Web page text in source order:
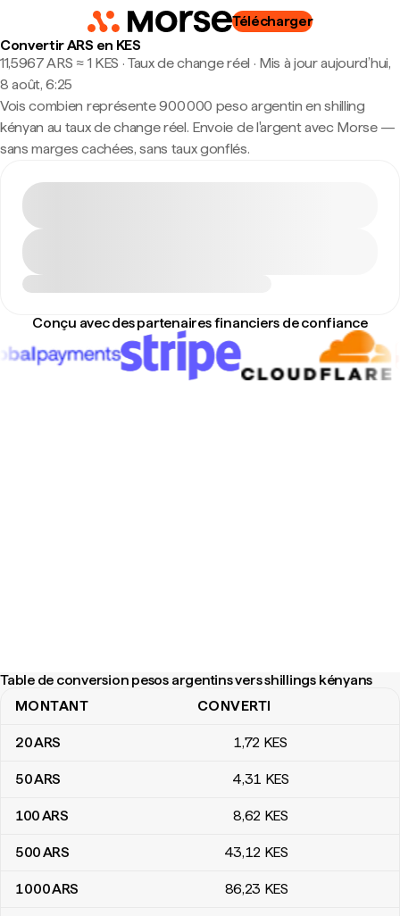
Télécharger
Convertir ARS en KES
11,5967 ARS ≈ 1 KES · Taux de change réel · Mis à jour aujourd’hui,
8 août, 6:25
Vois combien représente 900 000 peso argentin en shilling
kényan au taux de change réel. Envoie de l'argent avec Morse —
sans marges cachées, sans taux gonflés.
Conçu avec des partenaires financiers de confiance
Table de conversion pesos argentins vers shillings kényans
Table de conversion pesos argentins vers shillings kényans
MONTANT CONVERTI
20ARS 1,72 KES
50ARS 4,31 KES
100ARS 8,62 KES
500ARS 43,12 KES
1 000ARS 86,23 KES